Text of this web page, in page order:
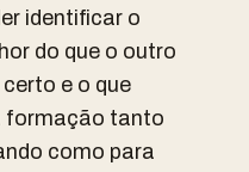
identificar o
do que o outro
e o que
formação tanto
como para